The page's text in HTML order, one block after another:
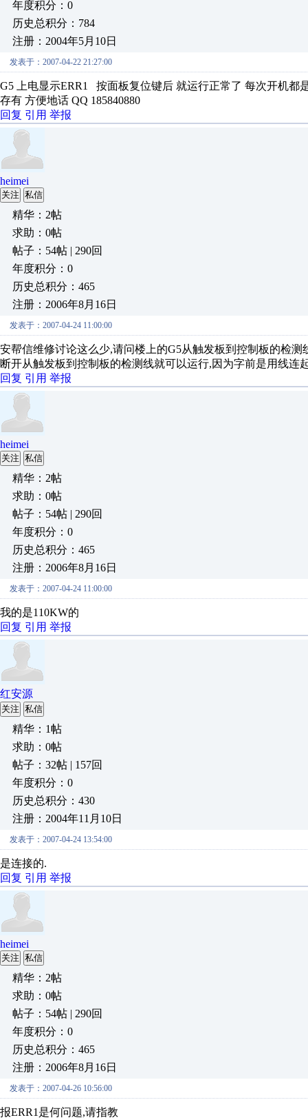
年度积分：0
历史总积分：784
注册：2004年5月10日
发表于：2007-04-22 21:27:00
G5 上电显示ERR1 按面板复位键后 就运行正常了 每次开机都
存有 方便地话 QQ 185840880
回复 引用 举报
heimei
关注 私信
精华：2帖
求助：0帖
帖子：54帖 | 290回
年度积分：0
历史总积分：465
注册：2006年8月16日
发表于：2007-04-24 11:00:00
安帮信维修讨论这么少,请问楼上的G5从触发板到控制板的检
断开从触发板到控制板的检测线就可以运行,因为字前是用线连
回复 引用 举报
heimei
关注 私信
精华：2帖
求助：0帖
帖子：54帖 | 290回
年度积分：0
历史总积分：465
注册：2006年8月16日
发表于：2007-04-24 11:00:00
我的是110KW的
回复 引用 举报
红安源
关注 私信
精华：1帖
求助：0帖
帖子：32帖 | 157回
年度积分：0
历史总积分：430
注册：2004年11月10日
发表于：2007-04-24 13:54:00
是连接的.
回复 引用 举报
heimei
关注 私信
精华：2帖
求助：0帖
帖子：54帖 | 290回
年度积分：0
历史总积分：465
注册：2006年8月16日
发表于：2007-04-26 10:56:00
报ERR1是何问题,请指教